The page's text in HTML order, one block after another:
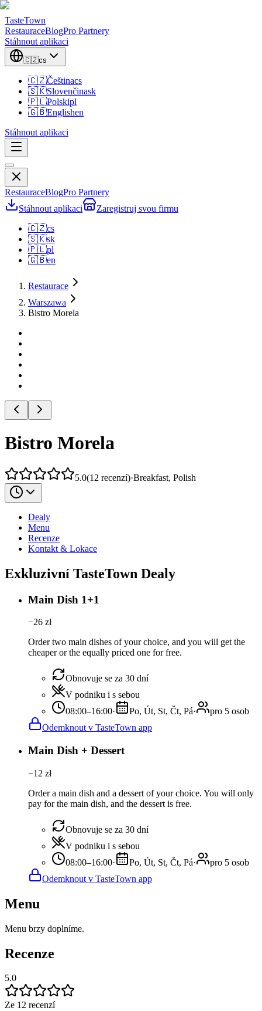
TasteTown
RestauraceBlogPro Partnery
Stáhnout aplikaci
🇨🇿cs
🇨🇿Češtinacs
🇸🇰Slovenčinask
🇵🇱Polskipl
🇬🇧Englishen
Stáhnout aplikaci
RestauraceBlogPro Partnery
Stáhnout aplikaci
Zaregistruj svou firmu
🇨🇿cs
🇸🇰sk
🇵🇱pl
🇬🇧en
Restaurace
Warszawa
Bistro Morela
Bistro Morela
5.0(12 recenzí)·Breakfast, Polish
Dealy
Menu
Recenze
Kontakt & Lokace
Exkluzivní TasteTown Dealy
Main Dish 1+1
−26 zł
Order two main dishes of your choice, and you will get the
cheaper or the equally priced one for free.
Obnovuje se za 30 dní
V podniku i s sebou
08:00–16:00· Po, Út, St, Čt, Pá·
pro 5 osob
Odemknout v TasteTown app
Main Dish + Dessert
−12 zł
Order a main dish and a dessert of your choice. You will only
pay for the main dish, and the dessert is free.
Obnovuje se za 30 dní
V podniku i s sebou
08:00–16:00· Po, Út, St, Čt, Pá·
pro 5 osob
Odemknout v TasteTown app
Menu
Menu brzy doplníme.
Recenze
5.0
Ze 12 recenzí